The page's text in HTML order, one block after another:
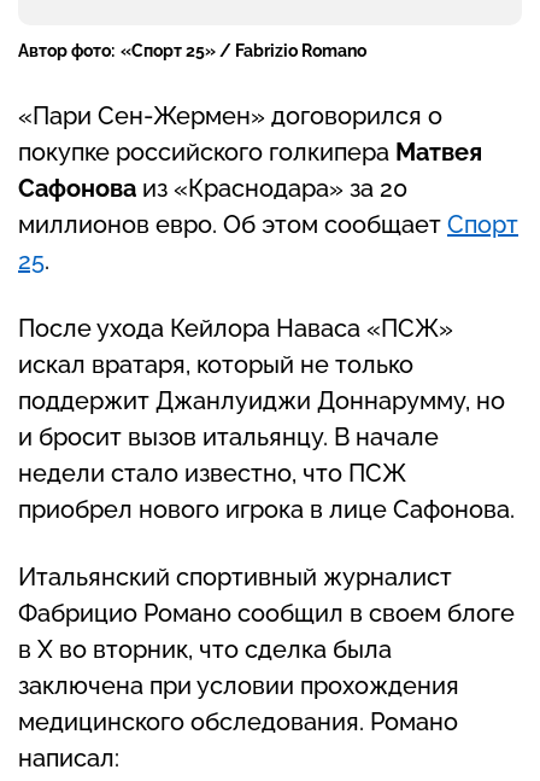
Автор фото: «Спорт 25» / Fabrizio Romano
«Пари Сен-Жермен» договорился о
покупке российского голкипера Матвея
Сафонова из «Краснодара» за 20
миллионов евро. Об этом сообщает Спорт
25.
После ухода Кейлора Наваса «ПСЖ»
искал вратаря, который не только
поддержит Джанлуиджи Доннарумму, но
и бросит вызов итальянцу. В начале
недели стало известно, что ПСЖ
приобрел нового игрока в лице Сафонова.
Итальянский спортивный журналист
Фабрицио Романо сообщил в своем блоге
в X во вторник, что сделка была
заключена при условии прохождения
медицинского обследования. Романо
написал: